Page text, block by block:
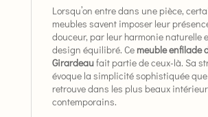
Lorsqu’on entre dans une pièce,
meubles savent imposer leur
douceur, par leur harmonie naturelle
design équilibré. Ce meuble enfilade
Girardeaufait partie de ceux-là. Sa
évoque la simplicité sophistiquée que
retrouve dans les plus beaux
contemporains.